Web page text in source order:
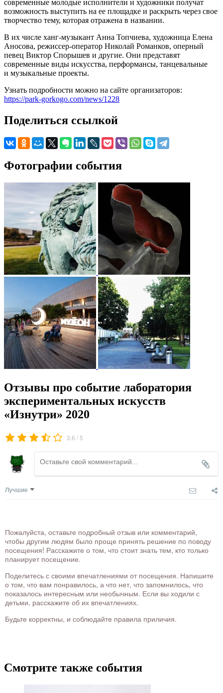
современные молодые исполнители и художники получат
возможность выступить на ее площадке и раскрыть через свое
творчество тему, которая отражена в названии.
В их числе ханг-музыкант Анна Топчиева, художница Елена
Аносова, режиссер-оператор Николай Романков, оперный
певец Виктор Спорышев и другие. Они представят
современные виды искусства, перформансы, танцевальные
и музыкальные проекты.
Узнать подробности можно на сайте организаторов:
https://park-gorkogo.com/news/1228
Поделиться ссылкой
Фотографии события
Отзывы про событие лаборатория
экспериментальных искусств
«Изнутри» 2020
3.6 / 5
Лучшие
Пожалуйста, оставьте подробный отзыв или комментарий,
чтобы другим людям было проще принять решение по поводу
посещения! Расскажите о том, что стоит знать тем, кто только
планирует посещение.
Поделитесь с своими впечатлениями от посещения. Напишите
о том, что вам понравилось, а что нет, что запомнилось, что
показалось интересным или необычным. Если вы ходили с
детьми, расскажите об их впечатлениях.
Будьте корректны, и соблюдайте правила приличия.
Смотрите также события